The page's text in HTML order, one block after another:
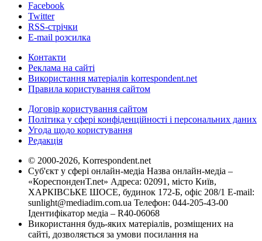
Facebook
Twitter
RSS-стрічки
E-mail розсилка
Контакти
Реклама на сайті
Використання матеріалів korrespondent.net
Правила користування сайтом
Договір користування сайтом
Політика у сфері конфіденційності і персональних даних
Угода щодо користування
Редакція
© 2000-2026, Korrespondent.net
Суб'єкт у сфері онлайн-медіа Назва онлайн-медіа –
«КореспонденТ.net» Адреса: 02091, місто Київ,
ХАРКІВСЬКЕ ШОСЕ, будинок 172-Б, офіс 208/1 E-mail:
sunlight@mediadim.com.ua Телефон: 044-205-43-00
Ідентифікатор медіа – R40-06068
Використання будь-яких матеріалів, розміщених на
сайті, дозволяється за умови посилання на